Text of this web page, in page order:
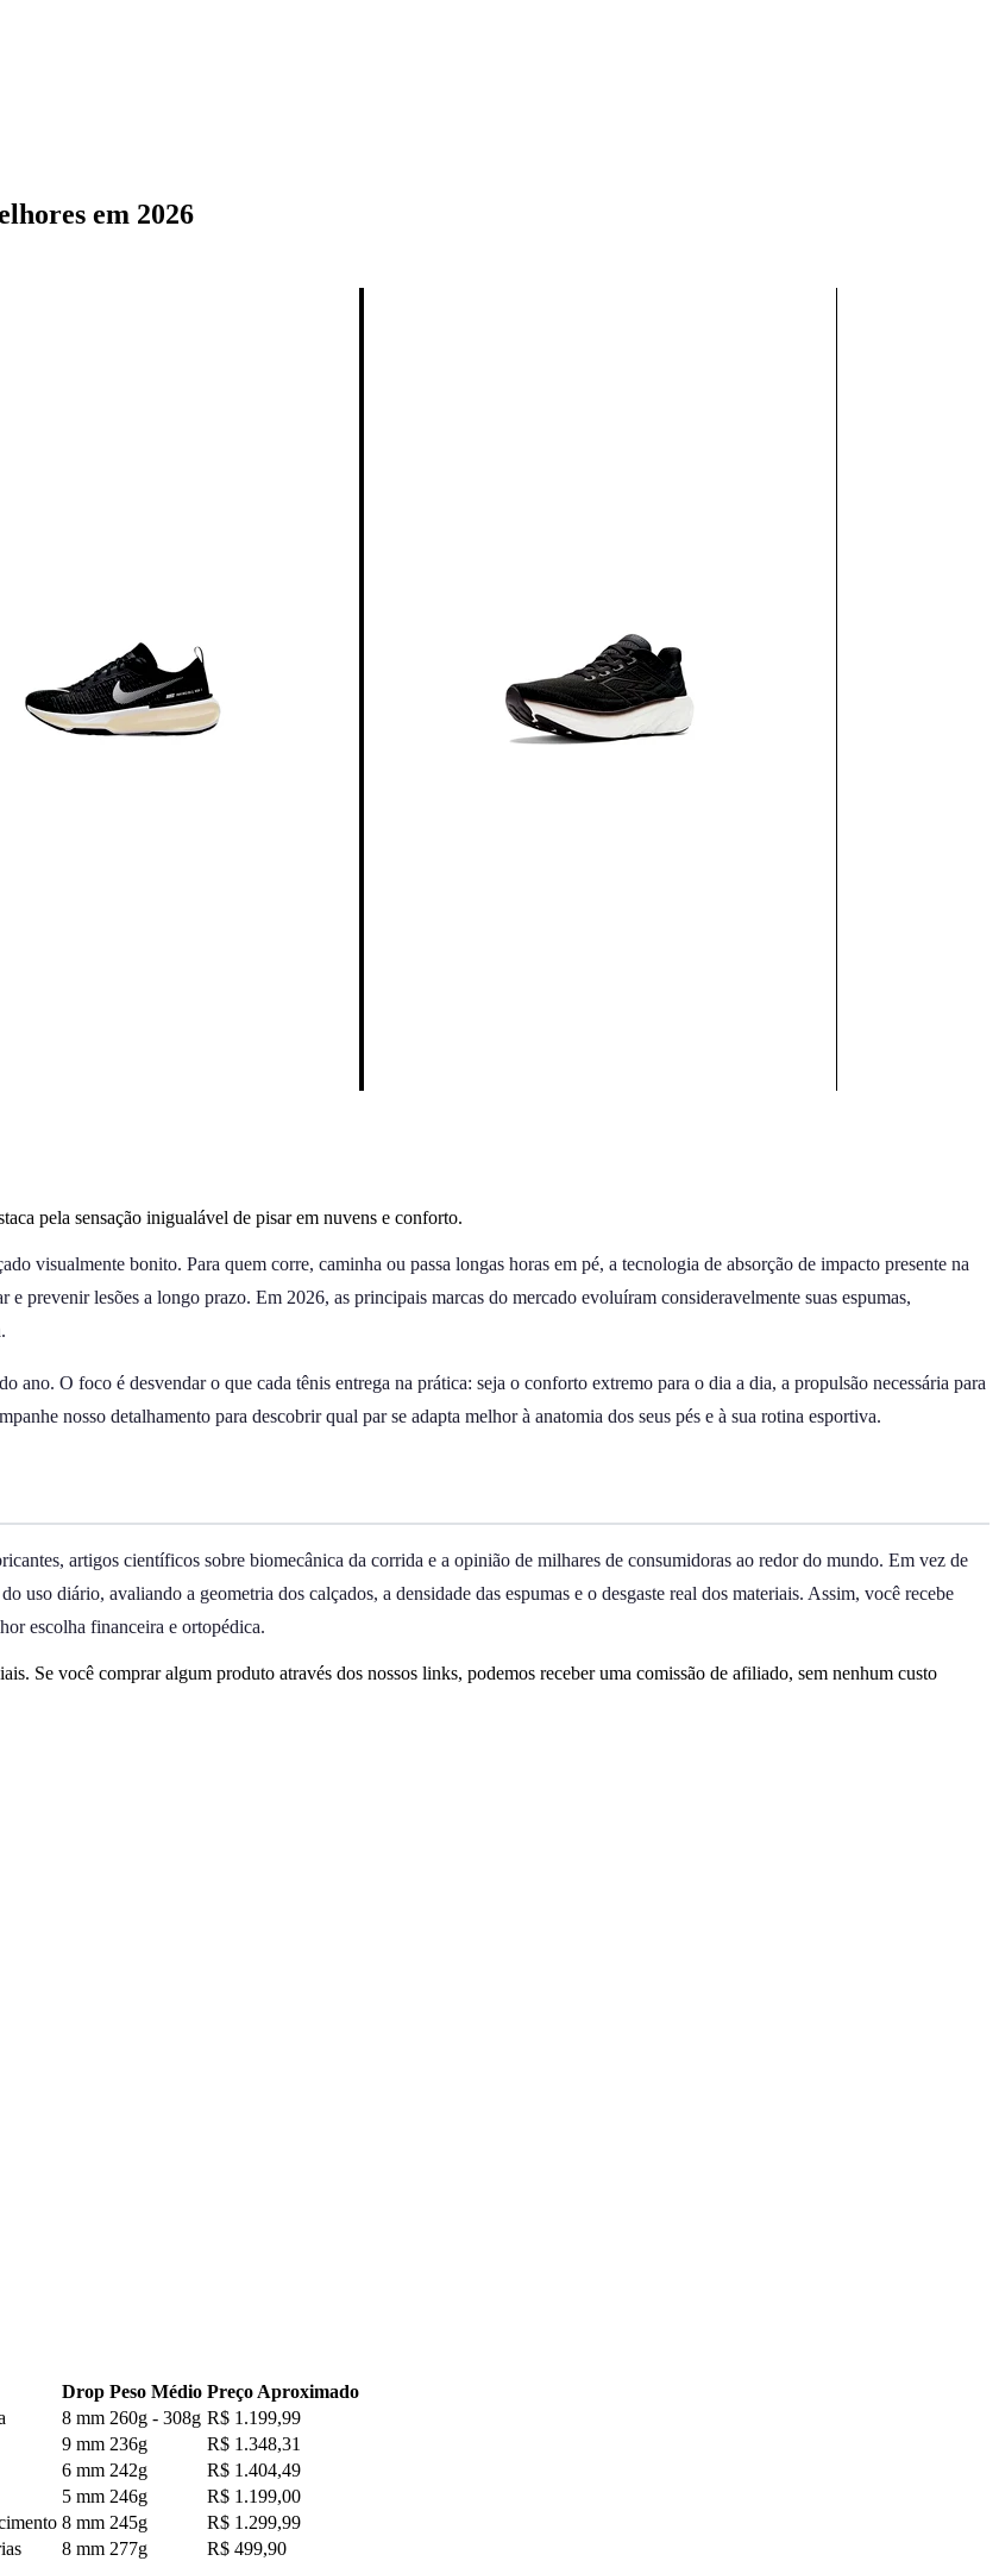
em 2026
pela sensação inigualável de pisar em nuvens e conforto.
visualmente bonito. Para quem corre, caminha ou passa longas horas em pé, a tecnologia de absorção de impacto presente na
prevenir lesões a longo prazo. Em 2026, as principais marcas do mercado evoluíram consideravelmente suas espumas,
ano. O foco é desvendar o que cada tênis entrega na prática: seja o conforto extremo para o dia a dia, a propulsão necessária para
nosso detalhamento para descobrir qual par se adapta melhor à anatomia dos seus pés e à sua rotina esportiva.
artigos científicos sobre biomecânica da corrida e a opinião de milhares de consumidoras ao redor do mundo. Em vez de
uso diário, avaliando a geometria dos calçados, a densidade das espumas e o desgaste real dos materiais. Assim, você recebe
escolha financeira e ortopédica.
Se você comprar algum produto através dos nossos links, podemos receber uma comissão de afiliado, sem nenhum custo
Drop Peso Médio Preço Aproximado
8 mm 260g - 308g R$ 1.199,99
9 mm 236g
R$ 1.348,31
6 mm 242g
R$ 1.404,49
5 mm 246g
R$ 1.199,00
8 mm 245g
R$ 1.299,99
8 mm 277g
R$ 499,90